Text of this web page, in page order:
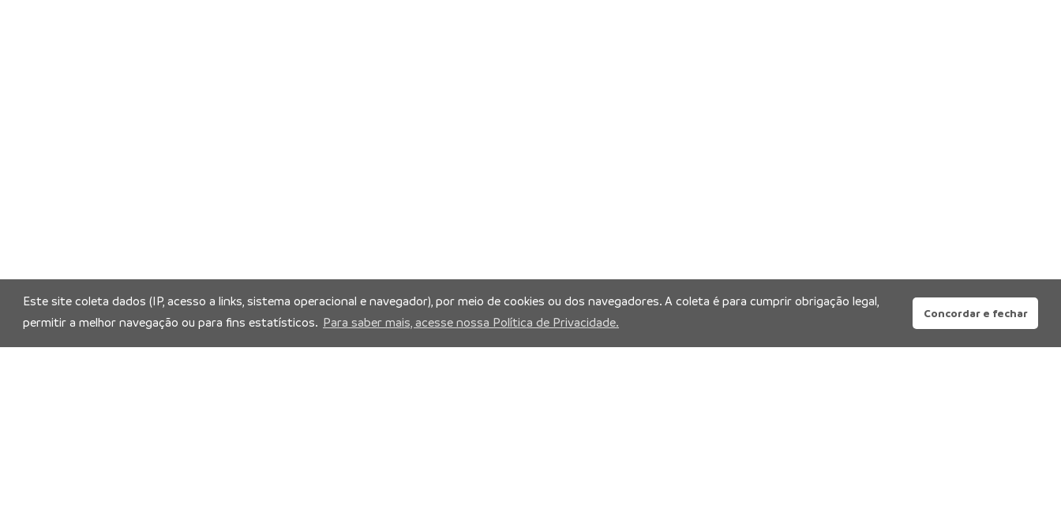
Este site coleta dados (IP, acesso a links, sistema operacional e navegador), por meio de cookies ou dos navegadores. A coleta é para cumprir obrigação legal,
permitir a melhor navegação ou para fins estatísticos. Para saber mais, acesse nossa Política de Privacidade.
Concordar e fechar